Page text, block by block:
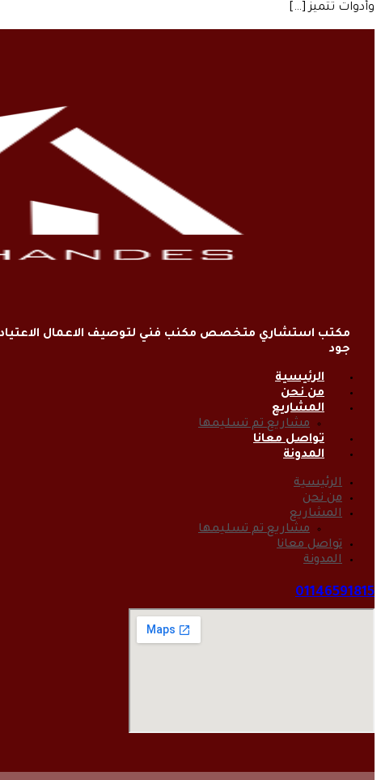
وأدوات تتميز […]
مكتب استشاري متخصص مكنب فني لتوصيف الاعمال
جود
الرئيسية
من نحن
المشاريع
مشاريع تم تسليمها
تواصل معانا
المدونة
الرئيسية
من نحن
المشاريع
مشاريع تم تسليمها
تواصل معانا
المدونة
01146591815